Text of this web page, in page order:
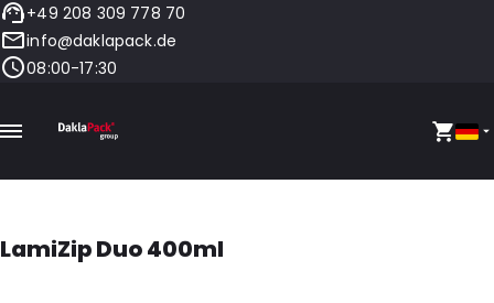
+49 208 309 778 70
info@daklapack.de
08:00-17:30
LamiZip Duo 400ml